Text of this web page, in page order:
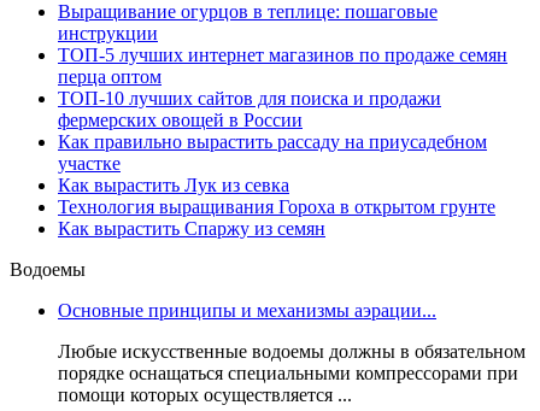
Выращивание огурцов в теплице: пошаговые
инструкции
ТОП-5 лучших интернет магазинов по продаже семян
перца оптом
ТОП-10 лучших сайтов для поиска и продажи
фермерских овощей в России
Как правильно вырастить рассаду на приусадебном
участке
Как вырастить Лук из севка
Технология выращивания Гороха в открытом грунте
Как вырастить Спаржу из семян
Водоемы
Основные принципы и механизмы аэрации...
Любые искусственные водоемы должны в обязательном
порядке оснащаться специальными компрессорами при
помощи которых осуществляется ...